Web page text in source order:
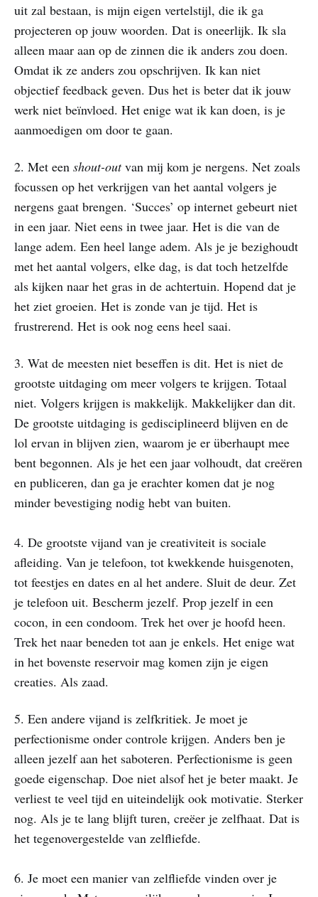
uit zal bestaan, is mijn eigen vertelstijl, die ik ga
projecteren op jouw woorden. Dat is oneerlijk. Ik sla
alleen maar aan op de zinnen die ik anders zou doen.
Omdat ik ze anders zou opschrijven. Ik kan niet
objectief feedback geven. Dus het is beter dat ik jouw
werk niet beïnvloed. Het enige wat ik kan doen, is je
aanmoedigen om door te gaan.
2. Met een shout-outvan mij kom je nergens. Net zoals
focussen op het verkrijgen van het aantal volgers je
nergens gaat brengen. ‘Succes’ op internet gebeurt niet
in een jaar. Niet eens in twee jaar. Het is die van de
lange adem. Een heel lange adem. Als je je bezighoudt
met het aantal volgers, elke dag, is dat toch hetzelfde
als kijken naar het gras in de achtertuin. Hopend dat je
het ziet groeien. Het is zonde van je tijd. Het is
frustrerend. Het is ook nog eens heel saai.
3. Wat de meesten niet beseffen is dit. Het is niet de
grootste uitdaging om meer volgers te krijgen. Totaal
niet. Volgers krijgen is makkelijk. Makkelijker dan dit.
De grootste uitdaging is gedisciplineerd blijven en de
lol ervan in blijven zien, waarom je er überhaupt mee
bent begonnen. Als je het een jaar volhoudt, dat creëren
en publiceren, dan ga je erachter komen dat je nog
minder bevestiging nodig hebt van buiten.
​4. De grootste vijand van je creativiteit is sociale
afleiding. Van je telefoon, tot kwekkende huisgenoten,
tot feestjes en dates en al het andere. Sluit de deur. Zet
je telefoon uit. Bescherm jezelf. Prop jezelf in een
cocon, in een condoom. Trek het over je hoofd heen.
Trek het naar beneden tot aan je enkels. Het enige wat
in het bovenste reservoir mag komen zijn je eigen
creaties. Als zaad.
5. Een andere vijand is zelfkritiek. Je moet je
perfectionisme onder controle krijgen. Anders ben je
alleen jezelf aan het saboteren. Perfectionisme is geen
goede eigenschap. Doe niet alsof het je beter maakt. Je
verliest te veel tijd en uiteindelijk ook motivatie. Sterker
nog. Als je te lang blijft turen, creëer je zelfhaat. Dat is
het tegenovergestelde van zelfliefde.
​6. Je moet een manier van zelfliefde vinden over je